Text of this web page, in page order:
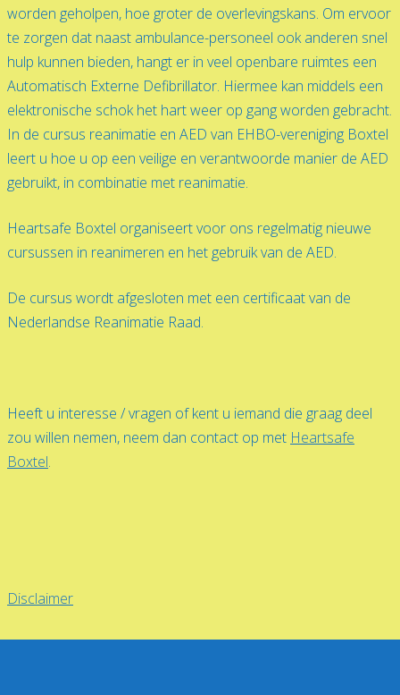
worden geholpen, hoe groter de overlevingskans. Om ervoor
te zorgen dat naast ambulance-personeel ook anderen snel
hulp kunnen bieden, hangt er in veel openbare ruimtes een
Automatisch Externe Defibrillator. Hiermee kan middels een
elektronische schok het hart weer op gang worden gebracht.
In de cursus reanimatie en AED van EHBO-vereniging Boxtel
leert u hoe u op een veilige en verantwoorde manier de AED
gebruikt, in combinatie met reanimatie.
Heartsafe Boxtel organiseert voor ons regelmatig nieuwe
cursussen in reanimeren en het gebruik van de AED.
De cursus wordt afgesloten met een certificaat van de
Nederlandse Reanimatie Raad.
Heeft u interesse / vragen of kent u iemand die graag deel
zou willen nemen, neem dan contact op met Heartsafe
Boxtel.
Disclaimer